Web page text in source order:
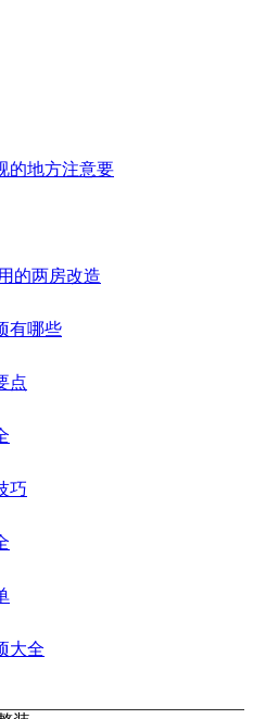
的地方注意要
的两房改造
有哪些
点
巧
大全